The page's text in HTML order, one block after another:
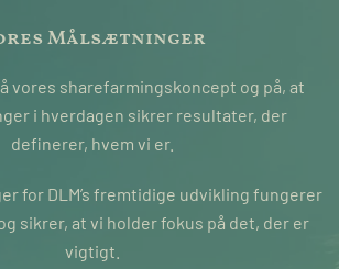
Målsætninger
vores sharefarmingskoncept og på, at
i hverdagen sikrer resultater, der
definerer, hvem vi er.
for DLM’s fremtidige udvikling fungerer
sikrer, at vi holder fokus på det, der er
vigtigt.